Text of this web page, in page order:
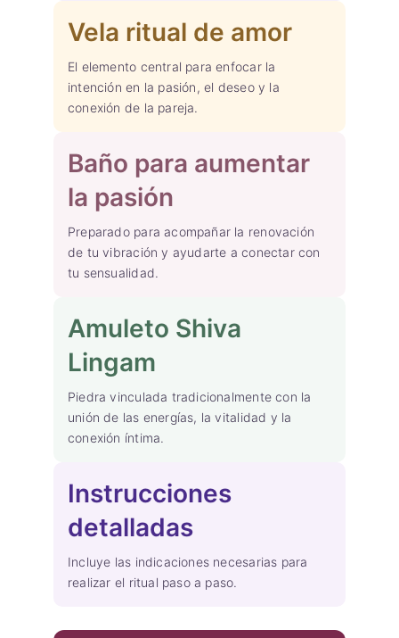
Vela ritual de amor
El elemento central para enfocar la
intención en la pasión, el deseo y la
conexión de la pareja.
Baño para aumentar
la pasión
Preparado para acompañar la renovación
de tu vibración y ayudarte a conectar con
tu sensualidad.
Amuleto Shiva
Lingam
Piedra vinculada tradicionalmente con la
unión de las energías, la vitalidad y la
conexión íntima.
Instrucciones
detalladas
Incluye las indicaciones necesarias para
realizar el ritual paso a paso.